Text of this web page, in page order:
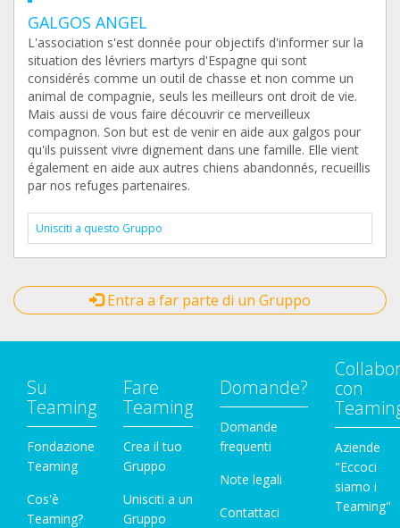
GALGOS ANGEL
L'association s'est donnée pour objectifs d'informer sur la
situation des lévriers martyrs d'Espagne qui sont
considérés comme un outil de chasse et non comme un
animal de compagnie, seuls les meilleurs ont droit de vie.
Mais aussi de vous faire découvrir ce merveilleux
compagnon. Son but est de venir en aide aux galgos pour
qu'ils puissent vivre dignement dans une famille. Elle vient
également en aide aux autres chiens abandonnés, recueillis
par nos refuges partenaires.
Unisciti a questo Gruppo
Entra a far parte di un Gruppo
Su
Teaming
Fondazione
Teaming
Cos'è
Teaming?
Fare
Teaming
Crea il tuo
Gruppo
Unisciti a un
Gruppo
Domande?
Domande
frequenti
Note legali
Contattaci
con
Aziende
"Eccoci
siamo i
Teaming"